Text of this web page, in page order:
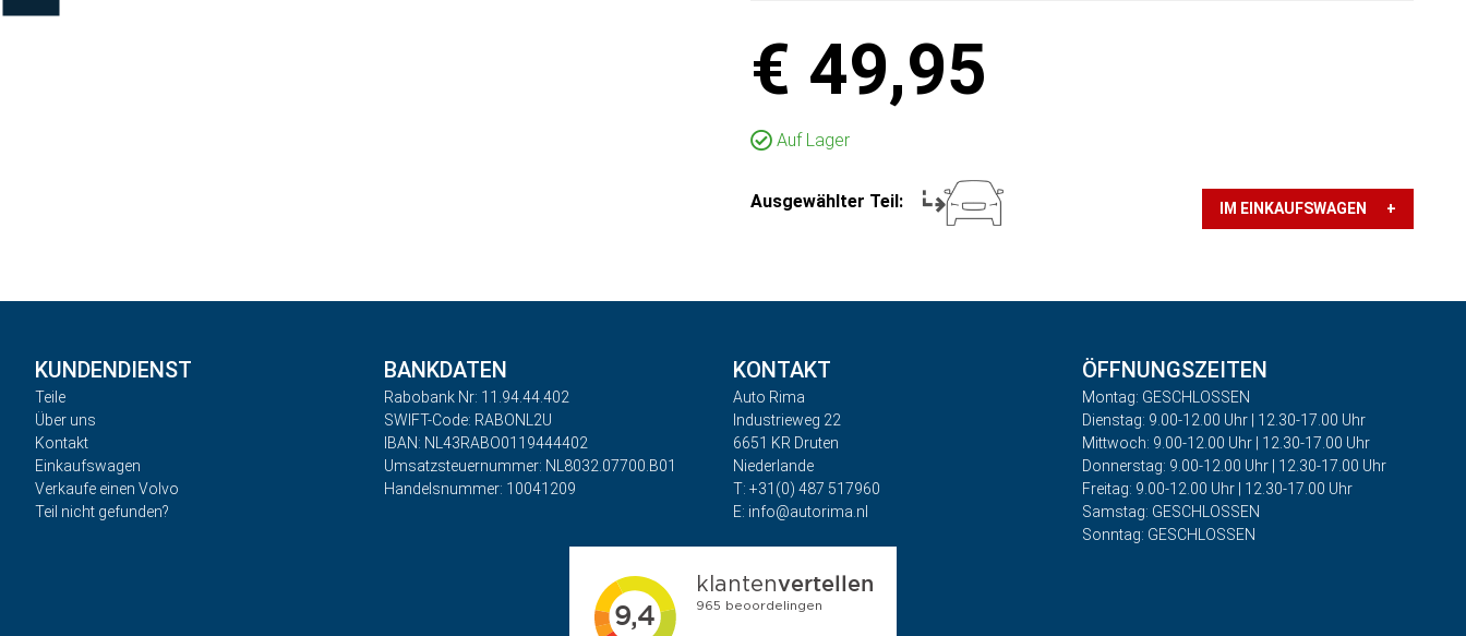
€ 49,95
Auf Lager
Ausgewählter Teil: IM EINKAUFSWAGEN +
KUNDENDIENST
Teile
Über uns
Kontakt
Einkaufswagen
Verkaufe einen Volvo
Teil nicht gefunden?
BANKDATEN
Rabobank Nr: 11.94.44.402
SWIFT-Code: RABONL2U
IBAN: NL43RABO0119444402
Umsatzsteuernummer: NL8032.07700.B01
Handelsnummer: 10041209
KONTAKT
Auto Rima
Industrieweg 22
6651 KR Druten
Niederlande
T: +31(0) 487 517960
E: info@autorima.nl
ÖFFNUNGSZEITEN
Montag: GESCHLOSSEN
Dienstag: 9.00-12.00 Uhr | 12.30-17.00 Uhr
Mittwoch: 9.00-12.00 Uhr | 12.30-17.00 Uhr
Donnerstag: 9.00-12.00 Uhr | 12.30-17.00 Uhr
Freitag: 9.00-12.00 Uhr | 12.30-17.00 Uhr
Samstag: GESCHLOSSEN
Sonntag: GESCHLOSSEN